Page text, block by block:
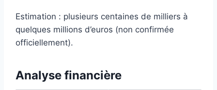
Estimation : plusieurs centaines de milliers à
quelques millions d’euros (non confirmée
officiellement).
Analyse financière